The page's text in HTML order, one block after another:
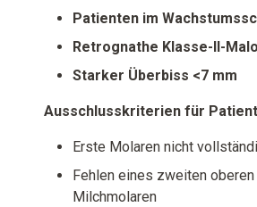
Patienten im
Retrognathe Klasse-II-
Starker Überbiss <7 mm
Ausschlusskriterien für
Erste Molaren nicht
Fehlen eines zweiten
Milchmolaren